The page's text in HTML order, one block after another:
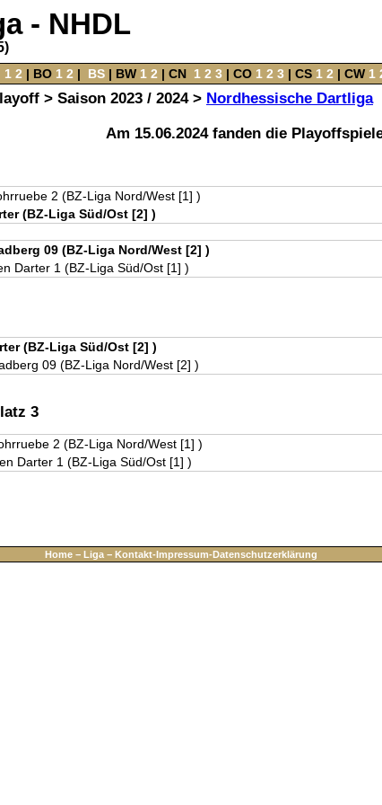
- NHDL
1 2 | BO‌ 1 2 | BS| BW‌ 1 2 ‌ | CN‌ 1 2 3| CO‌ 1 2 3| CS‌ 1 2 | CW‌ 1
> Saison 2023 / 2024 > Nordhessische Dartliga
Am 15.06.2024 fanden die
2 (BZ-Liga Nord/West [1] )
(BZ-Liga Süd/Ost [2] )
09 (BZ-Liga Nord/West [2] )
Darter 1 (BZ-Liga Süd/Ost [1] )
(BZ-Liga Süd/Ost [2] )
09 (BZ-Liga Nord/West [2] )
3
2 (BZ-Liga Nord/West [1] )
Darter 1 (BZ-Liga Süd/Ost [1] )
Home − Liga − Kontakt-Impressum-Datenschutzerklärung